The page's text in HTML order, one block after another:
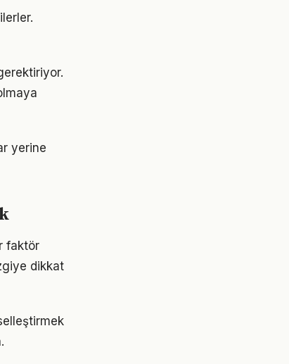
yerine
faktör
dikkat